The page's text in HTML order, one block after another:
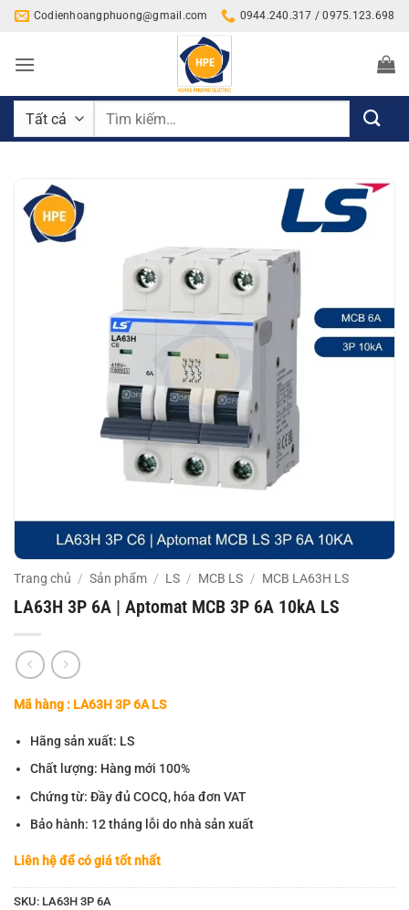
Bỏ
nội
Codienhoangphuong@gmail.com 0944.240.317 / 0975.123.698
Tìm
Trang chủ / Sản phẩm / LS / MCB LS / MCB LA63H LS
LA63H 3P 6A | Aptomat MCB 3P 6A 10kA LS
Mã hàng : LA63H 3P 6A LS
Hãng sản xuất: LS
Chất lượng: Hàng mới 100%
Chứng từ: Đầy đủ COCQ, hóa đơn VAT
Bảo hành: 12 tháng lỗi do nhà sản xuất
Liên hệ để có giá tốt nhất
SKU: LA63H 3P 6A